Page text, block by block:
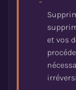
et vos